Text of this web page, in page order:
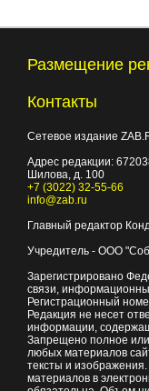
Размещение
Контакты
Сетевое издание
Адрес редакции:
Шилова, д. 100
+7 (3022) 32-55-66
info@zab.ru
Главный редактор
Учредитель - ООО
Зарегистрировано
связи,
Регистрационный
Редакция не несет
информации,
Запрещено полное или
любых материалов
тексты и
материалов в